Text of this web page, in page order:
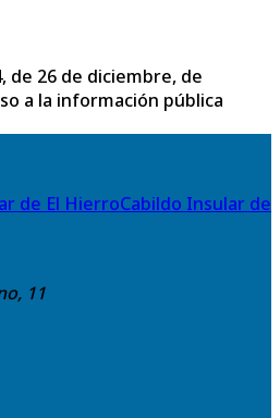
de 26 de diciembre, de
a la información pública
Cabildo Insular de
11